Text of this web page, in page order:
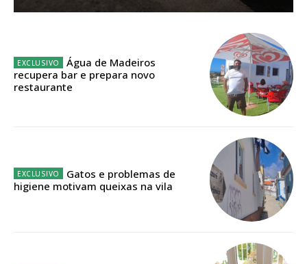
Escolha o plano de assinatura desejado:
32€
Edição em papel entregue à Quinta-feira em sua
Água de Madeiros
recupera bar e prepara novo
restaurante
Gatos e problemas de
higiene motivam queixas na vila